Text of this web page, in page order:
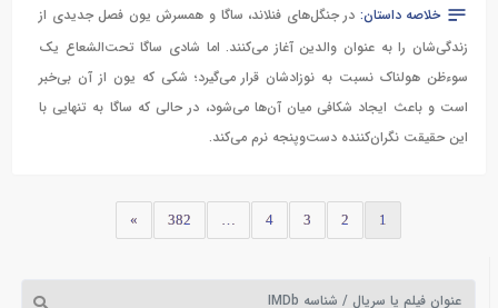
خلاصه داستان: در جنگل‌های فنلاند، ساگا و همسرش یون فصل جدیدی از
زندگی‌شان را به عنوان والدین آغاز می‌کنند. اما شادی ساگا تحت‌الشعاع یک
سوءظن هولناک نسبت به نوزادشان قرار می‌گیرد؛ شکی که یون از آن بی‌خبر
است و باعث ایجاد شکافی میان آن‌ها می‌شود، در حالی که ساگا به تنهایی با
این حقیقت نگران‌کننده دست‌وپنجه نرم می‌کند.
1
2
3
4
…
382
»